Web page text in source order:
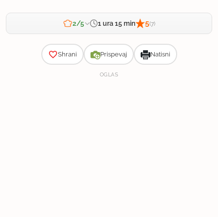
2/5 1 ura 15 min 5(7)
Shrani Prispevaj Natisni
OGLAS